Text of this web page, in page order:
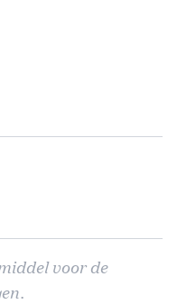
voor de